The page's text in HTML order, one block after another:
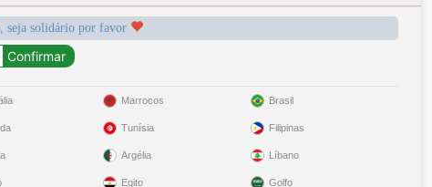
seja solidário por favor
Marrocos
Tunísia
Argélia
Egito
Brasil
Filipinas
Líbano
Golfo